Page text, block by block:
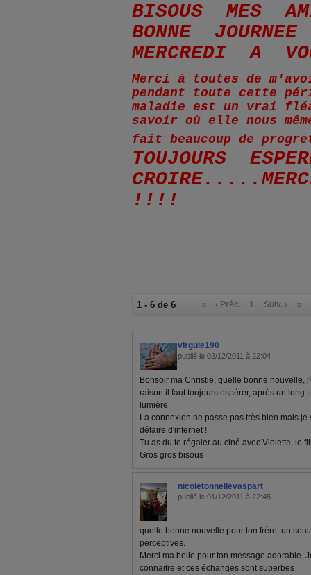
BISOUS MES
BONNE
MERCREDI A
Merci à toutes de
pendant toute cette
maladie est un vrai
savoir où elle nous
fait beaucoup de
TOUJOURS
!!!!
1 - 6 de 6 « ‹ Préc. 1 Suiv. › »
virgule190
publié le 02/12/2011 à 22:04
Bonsoir ma Christie, quelle bonne nouvelle,
raison il faut toujours espérer, après un long
lumière
La connexion ne passe pas très bien mais
défaire d'internet !
Tu as du te régaler au ciné avec Violette, le
Gros gros bisous
nicoletonnellevaspart
publié le 01/12/2011 à 22:45
quelle bonne nouvelle pour ton frère, un
perceptives.
Merci ma belle pour ton message adorable.
connaitre et ces échanges sont superbes